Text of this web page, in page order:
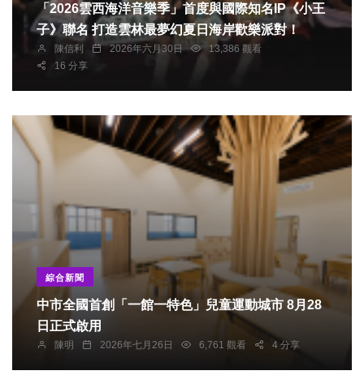
「2026雲西海洋音樂季」首度與國際知名IP《小王
子》聯名 打造雲林最夢幻夏日海岸歡樂派對！
陳信利 2026年六月30日
13,386 觀看
16 分享
綜合新聞
中市全國首創「一館一特色」兒童運動城市 8月28
日正式啟用
陳明 2026年七月26日 6,761 觀看 4 分享